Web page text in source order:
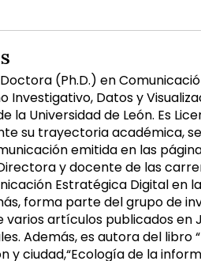
(Ph.D.) en
Investigativo, Datos y
la Universidad de León. Es
su trayectoria académica,
emitida en las
y docente de las
Estratégica Digital en
forma parte del grupo de
artículos publicados en
Además, es autora del libro
ciudad,“Ecología de la